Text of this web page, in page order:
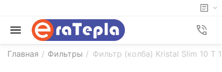
Главная / Фильтры / Фильтр (колба) Kristal Slim 10 T 1